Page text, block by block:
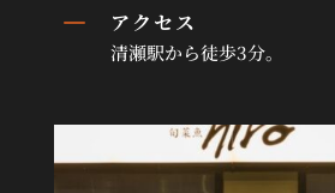
K アクセス
清瀬駅から徒歩3分。